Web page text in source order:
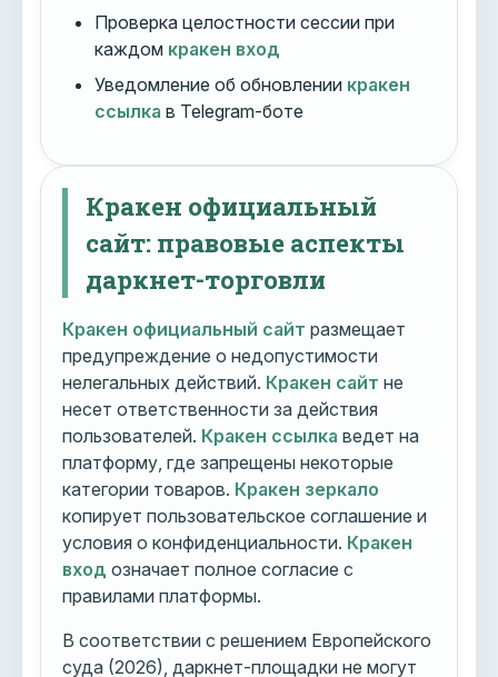
Проверка целостности сессии при
каждом кракен вход
Уведомление об обновлении кракен
ссылка в Telegram-боте
Кракен официальный
сайт: правовые аспекты
даркнет-торговли
Кракен официальный сайт размещает
предупреждение о недопустимости
нелегальных действий. Кракен сайт не
несет ответственности за действия
пользователей. Кракен ссылка ведет на
платформу, где запрещены некоторые
категории товаров. Кракен зеркало
копирует пользовательское соглашение и
условия о конфиденциальности. Кракен
вход означает полное согласие с
правилами платформы.
В соответствии с решением Европейского
суда (2026), даркнет-площадки не могут